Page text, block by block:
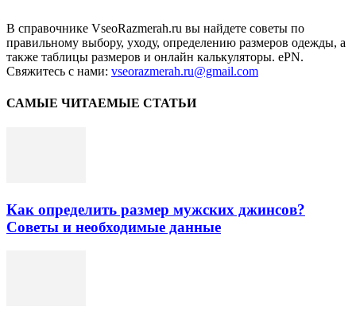
В справочнике VseoRazmerah.ru вы найдете советы по
правильному выбору, уходу, определению размеров одежды, а
также таблицы размеров и онлайн калькуляторы. ePN.
Свяжитесь с нами: vseorazmerah.ru@gmail.com
САМЫЕ ЧИТАЕМЫЕ СТАТЬИ
Как определить размер мужских джинсов?
Советы и необходимые данные